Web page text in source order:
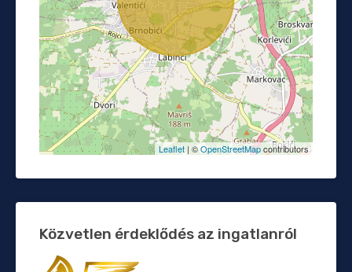
Leaflet | ©OpenStreetMapcontributors
Közvetlen érdeklődés az ingatlanról